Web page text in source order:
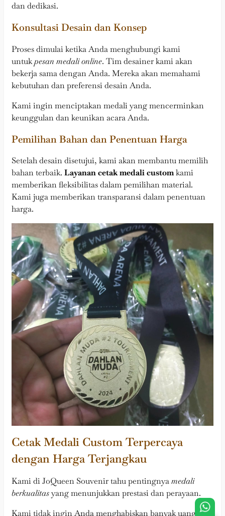
dan dedikasi.
Konsultasi Desain dan Konsep
Proses dimulai ketika Anda menghubungi kami
untukpesan medali online. Tim desainer kami akan
bekerja sama dengan Anda. Mereka akan memahami
kebutuhan dan preferensi desain Anda.
Kami ingin menciptakan medali yang mencerminkan
keunggulan dan keunikan acara Anda.
Pemilihan Bahan dan Penentuan Harga
Setelah desain disetujui, kami akan membantu memilih
bahan terbaik. Layanan cetak medali customkami
memberikan fleksibilitas dalam pemilihan material.
Kami juga memberikan transparansi dalam penentuan
harga.
Cetak Medali Custom Terpercaya
dengan Harga Terjangkau
Kami di JoQueen Souvenir tahu pentingnyamedali
berkualitasyang menunjukkan prestasi dan perayaan.
Kami tidak ingin Anda menghabiskan banyak uang